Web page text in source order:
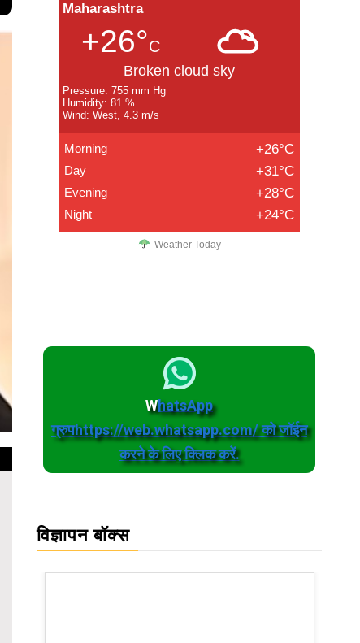
Maharashtra
+26°C
Broken cloud sky
Pressure: 755 mm Hg
Humidity: 81 %
Wind: West, 4.3 m/s
Morning +26°C
Day +31°C
Evening +28°C
Night +24°C
Weather Today
WhatsApp
ग्रुपhttps://web.whatsapp.com/ को जॉईन
करने के लिए क्लिक करें.
विज्ञापन बॉक्स